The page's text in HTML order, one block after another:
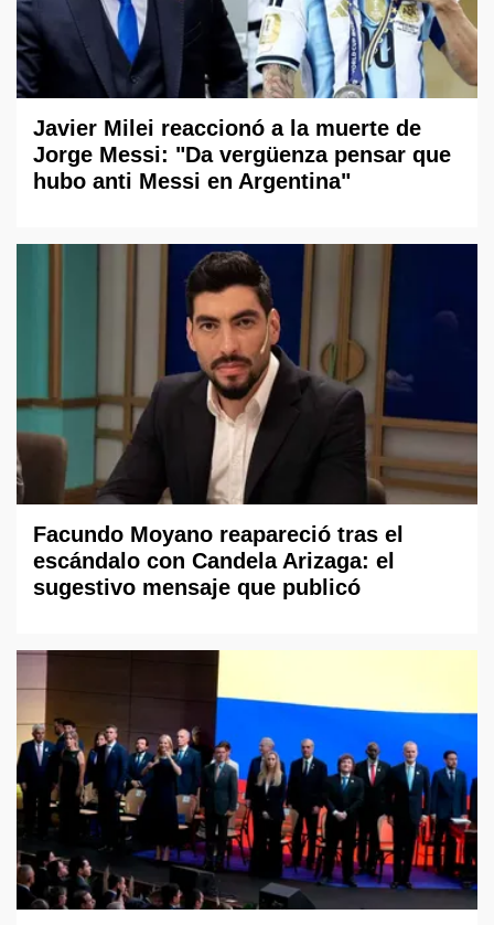
Javier Milei reaccionó a la muerte de
Jorge Messi: "Da vergüenza pensar que
hubo anti Messi en Argentina"
Facundo Moyano reapareció tras el
escándalo con Candela Arizaga: el
sugestivo mensaje que publicó